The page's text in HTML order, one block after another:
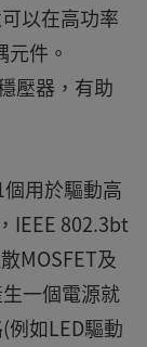
以在高功率
件。
壓器，有助
用於驅動高
IEEE 802.3bt
MOSFET及
一個電源就
例如LED驅動